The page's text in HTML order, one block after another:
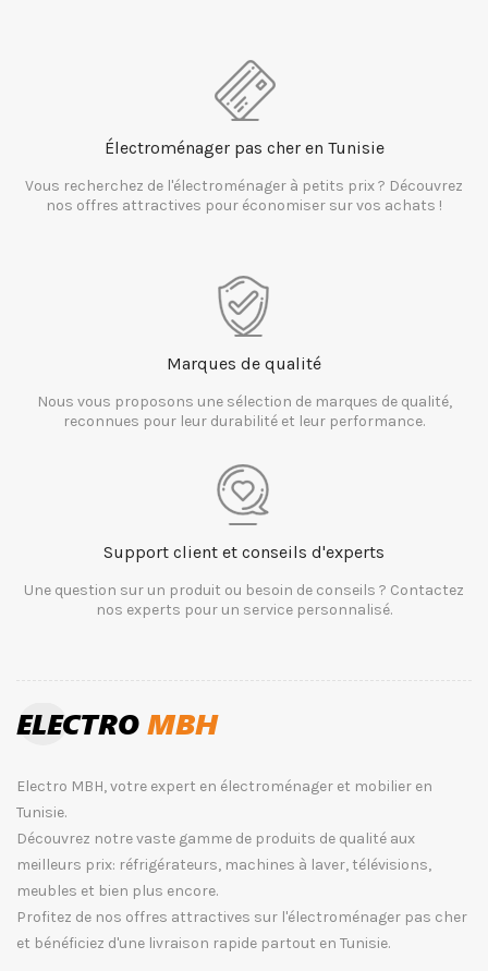
Électroménager pas cher en Tunisie
Vous recherchez de l'électroménager à petits prix ? Découvrez
nos offres attractives pour économiser sur vos achats !
Marques de qualité
Nous vous proposons une sélection de marques de qualité,
reconnues pour leur durabilité et leur performance.
Support client et conseils d'experts
Une question sur un produit ou besoin de conseils ? Contactez
nos experts pour un service personnalisé.
Electro MBH, votre expert en électroménager et mobilier en
Tunisie.
Découvrez notre vaste gamme de produits de qualité aux
meilleurs prix: réfrigérateurs, machines à laver, télévisions,
meubles et bien plus encore.
Profitez de nos offres attractives sur l'électroménager pas cher
et bénéficiez d'une livraison rapide partout en Tunisie.